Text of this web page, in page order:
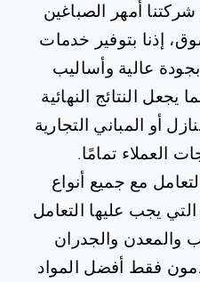
أمهر الصباغين
إذنا بتوفير خدمات
عالية وأساليب
النتائج النهائية
أو المباني التجارية
العملاء تمامًا.
مع جميع أنواع
يجب عليها التعامل
والمعدن والجدران
فقط أفضل المواد